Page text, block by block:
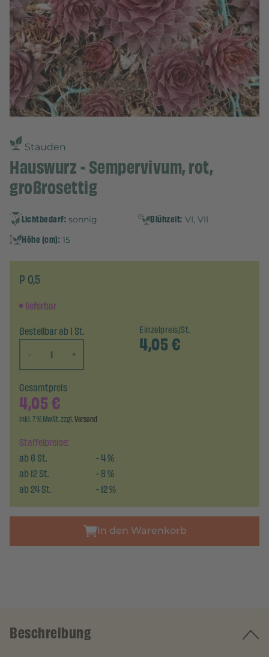
Stauden
Hauswurz - Sempervivum, rot,
großrosettig
Lichtbedarf: sonnig Blühzeit: VI, VII
Höhe (cm): 15
P 0,5
lieferbar
Bestellbar ab 1 St.
-
+
Einzelpreis/St.
4,05€
Staffelpreise:
ab6St. -4%
ab12St. -8%
ab24St. -12%
Gesamtpreis
4,05€
inkl. 7 % MwSt. zzgl.Versand
In den Warenkorb
Beschreibung